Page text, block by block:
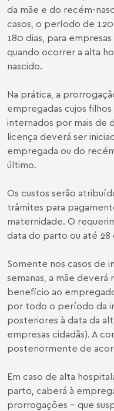
da mãe e do recém-
casos, o período de
180 dias, para
quando ocorrer a alta
nascido.
Na prática, a
empregadas cujos
internados por mais de
licença deverá ser
empregada ou do
último.
Os custos serão
trâmites para
maternidade. O
data do parto ou até 28
Somente nos casos de
semanas, a mãe
benefício ao
por todo o período da
posteriores à data da
empresas cidadãs). A
posteriormente de
Em caso de alta
parto, caberá à
prorrogações – que